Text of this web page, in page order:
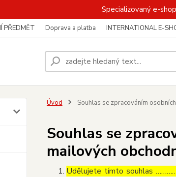
Specializovaný e-
PŘEDMĚT Doprava a platba INTERNATIONAL E-
Úvod Souhlas se zpracováním
Souhlas se
mailových
Udělujete tímto souhlas